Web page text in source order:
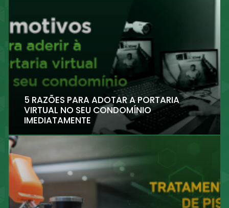
5 RAZÕES PARA ADOTAR A PORTARIA
VIRTUAL NO SEU CONDOMÍNIO
IMEDIATAMENTE